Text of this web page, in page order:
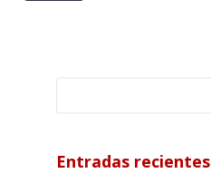
Entradas recientes